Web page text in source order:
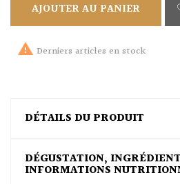
AJOUTER AU PANIER
 Derniers articles en stock
DÉTAILS DU PRODUIT
DÉGUSTATION,
INFORMATIONS